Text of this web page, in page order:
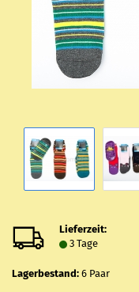
Lieferzeit:
3 Tage
Lagerbestand: 6 Paar